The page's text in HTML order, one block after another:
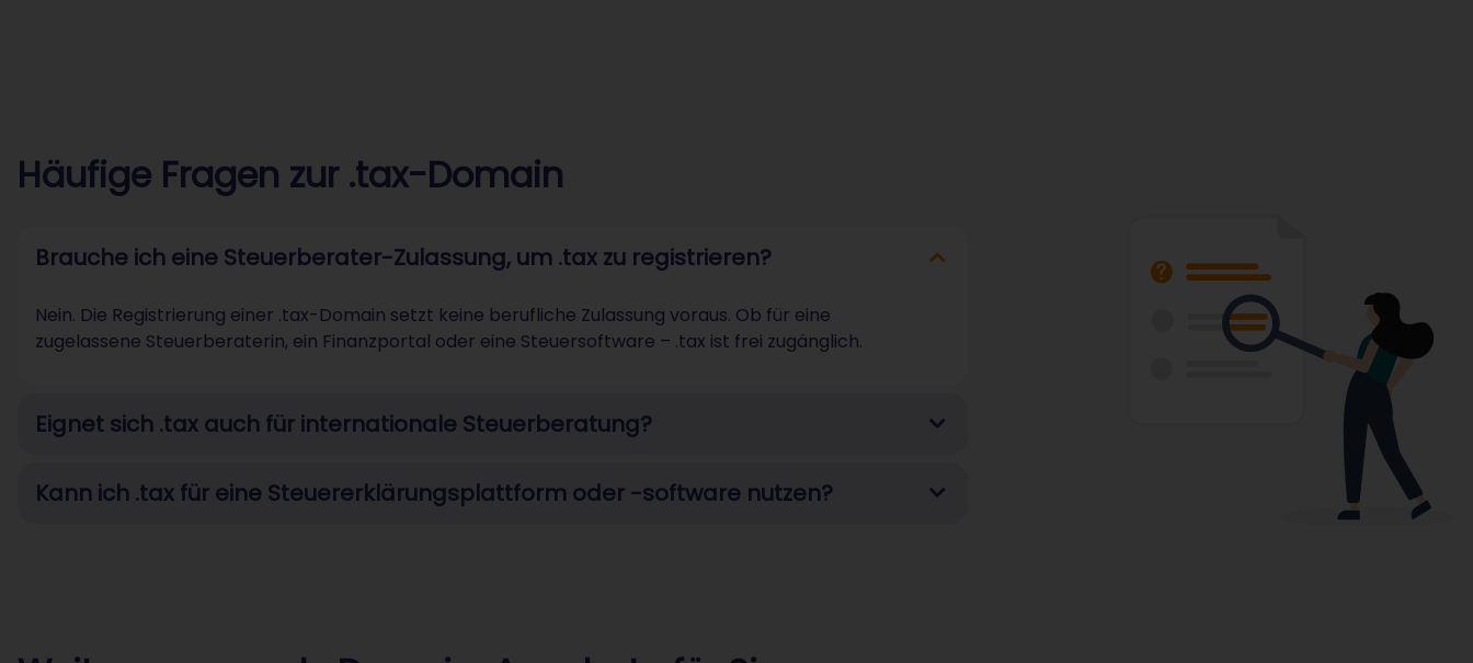
Häufige Fragen zur .tax-Domain
Brauche ich eine Steuerberater-Zulassung, um .tax zu registrieren?
Nein. Die Registrierung einer .tax-Domain setzt keine berufliche Zulassung voraus. Ob für eine
zugelassene Steuerberaterin, ein Finanzportal oder eine Steuersoftware – .tax ist frei zugänglich.
Eignet sich .tax auch für internationale Steuerberatung?
Kann ich .tax für eine Steuererklärungsplattform oder -software nutzen?